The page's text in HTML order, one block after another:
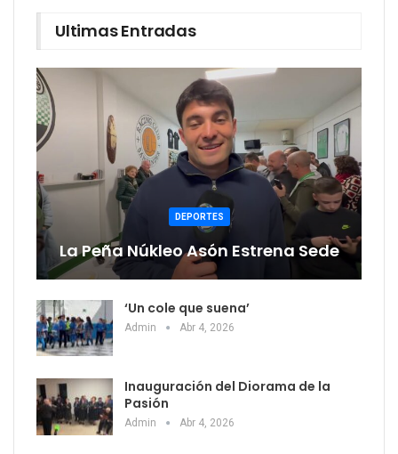
Ultimas Entradas
DEPORTES
La Peña Núkleo Asón Estrena Sede
‘Un cole que suena’
Admin Abr 4, 2026
Inauguración del Diorama de la
Pasión
Admin Abr 4, 2026